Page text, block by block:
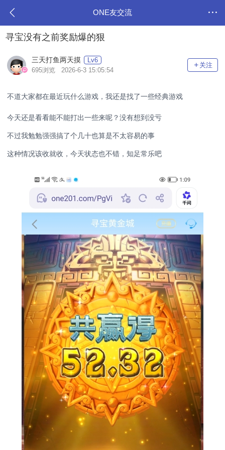
ONE友交流
寻宝没有之前奖励爆的狠
三天打鱼两天摸
Lv6
695浏览 2026-6-3 15:05:54
关注
不道大家都在最近玩什么游戏，我还是找了一些经典游戏
今天还是看看能不能打出一些来呢？没有想到没亏
不过我勉勉强强搞了个几十也算是不太容易的事
这种情况该收就收，今天状态也不错，知足常乐吧